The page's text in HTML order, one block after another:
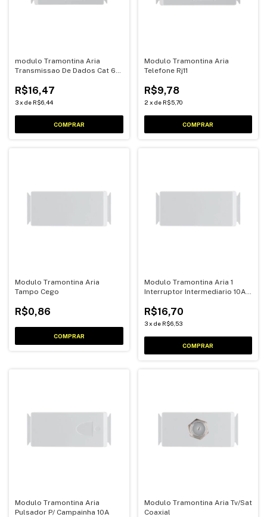
modulo Tramontina Aria
Transmissao De Dados Cat 6
R$16,47
3x de R$6,44
Modulo Tramontina Aria
Telefone Rj11
R$9,78
2 x de R$5,70
Modulo Tramontina Aria
Tampo Cego
R$0,86
Modulo Tramontina Aria 1
Interruptor Intermediario 10A
R$16,70
3 x de R$6,53
Modulo Tramontina Aria
Pulsador P/ Campainha 10A
Modulo Tramontina Aria Tv/Sat
Coaxial